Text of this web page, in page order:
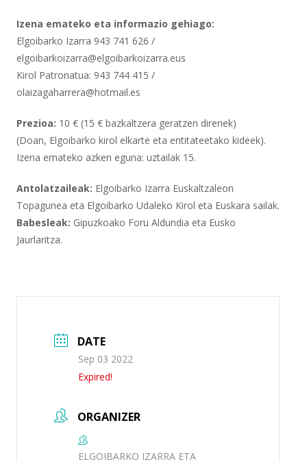
Izena emateko eta informazio gehiago:
Elgoibarko Izarra 943 741 626 /
elgoibarkoizarra@elgoibarkoizarra.eus
Kirol Patronatua: 943 744 415 /
olaizagaharrera@hotmail.es
Prezioa: 10 € (15 € bazkaltzera geratzen direnek)
(Doan, Elgoibarko kirol elkarte eta entitateetako kideek).
Izena emateko azken eguna: uztailak 15.
Antolatzaileak: Elgoibarko Izarra Euskaltzaleon
Topagunea eta Elgoibarko Udaleko Kirol eta Euskara sailak.
Babesleak: Gipuzkoako Foru Aldundia eta Eusko
Jaurlaritza.
DATE
Sep 03 2022
Expired!
ORGANIZER
ELGOIBARKO IZARRA ETA